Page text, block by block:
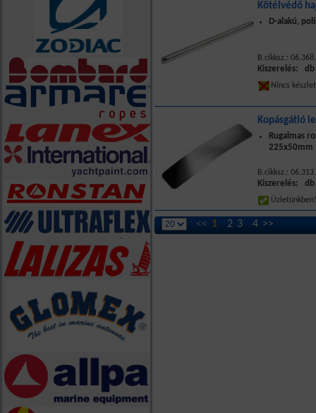
Kötélvédő
D-alakú,
B.cikksz.:
Kiszerelés: db
Nincs
Kopásgátló
Rugalmas
225x50mm
B.cikksz.:
Kiszerelés: db
<< 1 2 3 4 >>